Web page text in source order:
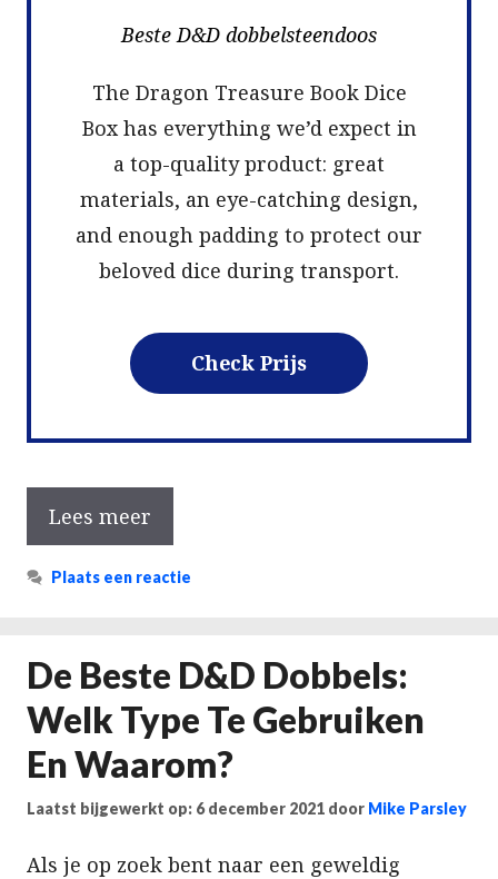
Beste D&D dobbelsteendoos
The Dragon Treasure Book Dice
Box has everything we’d expect in
a top-quality product: great
materials, an eye-catching design,
and enough padding to protect our
beloved dice during transport.
Check Prijs
Lees meer
Plaats een reactie
De Beste D&D Dobbels:
Welk Type Te Gebruiken
En Waarom?
Laatst bijgewerkt op: 6 december 2021 door Mike Parsley
Als je op zoek bent naar een geweldig